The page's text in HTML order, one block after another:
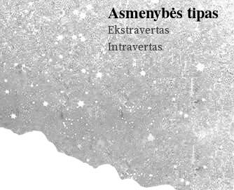
Asmenybės tipas
Ekstravertas
Intravertas